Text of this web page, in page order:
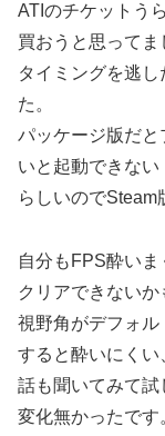
ATIのチケットう
買おうと思ってま
タイミングを逃
た。
パッケージ版だ
いと起動できない
らしいのでSteam
自分もFPS酔い
クリアできないか
視野角がデフォ
すると酔いにくい
話も聞いてみて試
変化無かったです